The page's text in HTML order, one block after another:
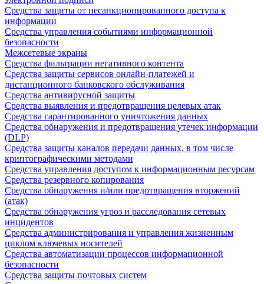
Средства защиты от несанкционированного доступа к
информации
Средства управления событиями информационной
безопасности
Межсетевые экраны
Средства фильтрации негативного контента
Средства защиты сервисов онлайн-платежей и
дистанционного банковского обслуживания
Средства антивирусной защиты
Средства выявления и предотвращения целевых атак
Средства гарантированного уничтожения данных
Средства обнаружения и предотвращения утечек информации
(DLP)
Средства защиты каналов передачи данных, в том числе
криптографическими методами
Средства управления доступом к информационным ресурсам
Средства резервного копирования
Средства обнаружения и/или предотвращения вторжений
(атак)
Средства обнаружения угроз и расследования сетевых
инцидентов
Средства администрирования и управления жизненным
циклом ключевых носителей
Средства автоматизации процессов информационной
безопасности
Средства защиты почтовых систем